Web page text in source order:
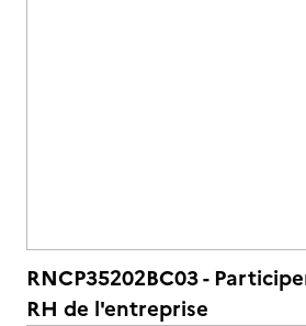
RNCP35202BC03 -
RH de l'entreprise